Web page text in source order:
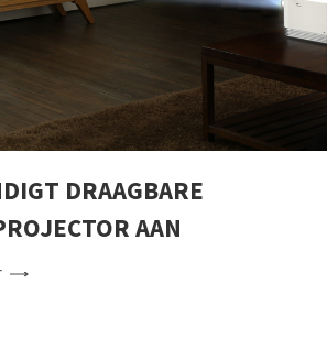
DRAAGBARE
AAN